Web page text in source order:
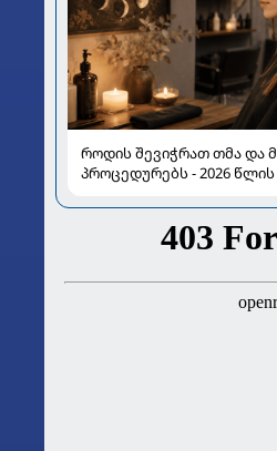
როდის შევიჭრათ თმა და
პროცედურებს - 2026